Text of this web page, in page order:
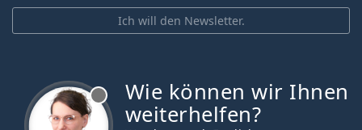
Ich will den Newsletter.
Wie können wir Ihnen
weiterhelfen?